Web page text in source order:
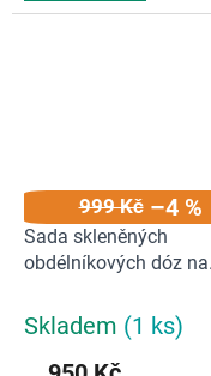
999 Kč –4 %
Sada skleněných
obdélníkových dóz na
Rectangular Glass Set |
zelená
Skladem (1 ks)